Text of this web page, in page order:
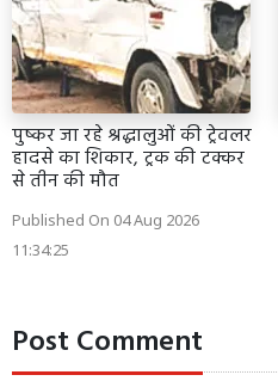
पुष्कर जा रहे श्रद्धालुओं की ट्रेवलर
हादसे का शिकार, ट्रक की टक्कर
से तीन की मौत
Published On 04 Aug 2026
11:34:25
Post Comment